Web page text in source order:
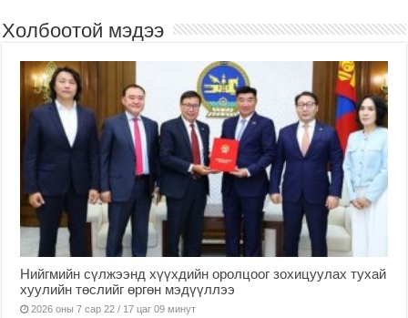
Холбоотой мэдээ
Нийгмийн сүлжээнд хүүхдийн оролцоог зохицуулах тухай
хуулийн төслийг өргөн мэдүүллээ
2026 оны 7 сар 22 / 17 цаг 09 минут